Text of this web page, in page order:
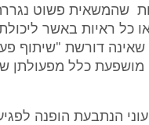
שהמשאית פשוט
כל ראיות באשר
שאינה דורשת "שיתוף
מושפעת כלל מפעולתן
הנתבעת הופנה